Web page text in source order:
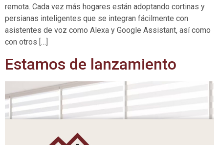
remota. Cada vez más hogares están adoptando cortinas y
persianas inteligentes que se integran fácilmente con
asistentes de voz como Alexa y Google Assistant, así como
con otros […]
Estamos de lanzamiento